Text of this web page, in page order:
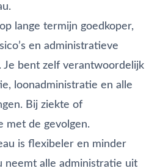
lange termijn goedkoper,
en administratieve
Je bent zelf verantwoordelijk
loonadministratie en alle
Bij ziekte of
met de gevolgen.
is flexibeler en minder
neemt alle administratie uit